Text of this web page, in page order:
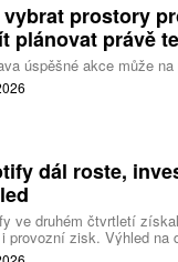
prostory
plánovat právě
úspěšné akce může
dál roste,
ve druhém čtvrtletí
provozní zisk. Výhled na
a ukázal, že další